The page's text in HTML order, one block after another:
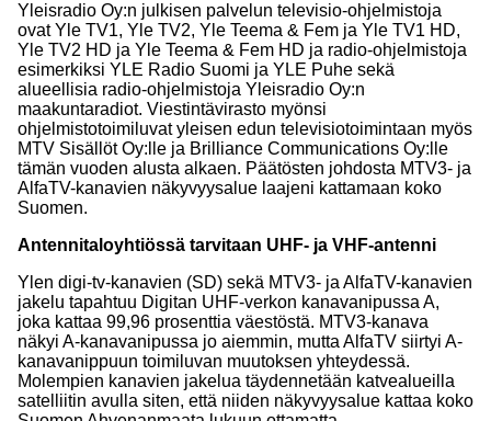
Yleisradio Oy:n julkisen palvelun televisio-ohjelmistoja
ovat Yle TV1, Yle TV2, Yle Teema & Fem ja Yle TV1 HD,
Yle TV2 HD ja Yle Teema & Fem HD ja radio-ohjelmistoja
esimerkiksi YLE Radio Suomi ja YLE Puhe sekä
alueellisia radio-ohjelmistoja Yleisradio Oy:n
maakuntaradiot. Viestintävirasto myönsi
ohjelmistotoimiluvat yleisen edun televisiotoimintaan myös
MTV Sisällöt Oy:lle ja Brilliance Communications Oy:lle
tämän vuoden alusta alkaen. Päätösten johdosta MTV3- ja
AlfaTV-kanavien näkyvyysalue laajeni kattamaan koko
Suomen.
Antennitaloyhtiössä tarvitaan UHF- ja VHF-antenni
Ylen digi-tv-kanavien (SD) sekä MTV3- ja AlfaTV-kanavien
jakelu tapahtuu Digitan UHF-verkon kanavanipussa A,
joka kattaa 99,96 prosenttia väestöstä. MTV3-kanava
näkyi A-kanavanipussa jo aiemmin, mutta AlfaTV siirtyi A-
kanavanippuun toimiluvan muutoksen yhteydessä.
Molempien kanavien jakelua täydennetään katvealueilla
satelliitin avulla siten, että niiden näkyvyysalue kattaa koko